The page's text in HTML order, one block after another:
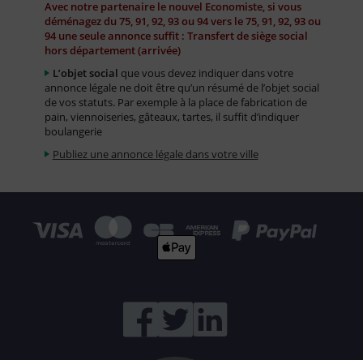
Avec notre partenaire le nouvel Economiste, si vous
déménagez du 75, 91, 92, 93 ou 94 vers le 75, 91, 92, 93 ou
94 une seule annonce suffit : Transfert de siège social
hors département (arrivée)
L’objet social que vous devez indiquer dans votre
annonce légale ne doit être qu’un résumé de l’objet social
de vos statuts. Par exemple à la place de fabrication de
pain, viennoiseries, gâteaux, tartes, il suffit d’indiquer
boulangerie
Publiez une annonce légale dans votre ville